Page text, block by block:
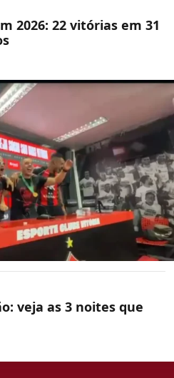
2026: 22 vitórias em 31
veja as 3 noites que